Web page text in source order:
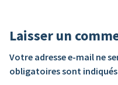
Laisser un
Votre adresse e-mail ne
obligatoires sont indiqués